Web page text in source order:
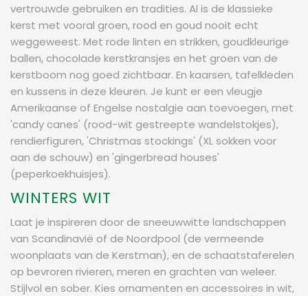
vertrouwde gebruiken en tradities. Al is de klassieke
kerst met vooral groen, rood en goud nooit echt
weggeweest. Met rode linten en strikken, goudkleurige
ballen, chocolade kerstkransjes en het groen van de
kerstboom nog goed zichtbaar. En kaarsen, tafelkleden
en kussens in deze kleuren. Je kunt er een vleugje
Amerikaanse of Engelse nostalgie aan toevoegen, met
'candy canes' (rood-wit gestreepte wandelstokjes),
rendierfiguren, 'Christmas stockings' (XL sokken voor
aan de schouw) en 'gingerbread houses'
(peperkoekhuisjes).
WINTERS WIT
Laat je inspireren door de sneeuwwitte landschappen
van Scandinavië of de Noordpool (de vermeende
woonplaats van de Kerstman), en de schaatstaferelen
op bevroren rivieren, meren en grachten van weleer.
Stijlvol en sober. Kies ornamenten en accessoires in wit,